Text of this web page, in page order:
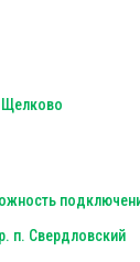
п. Свердловский